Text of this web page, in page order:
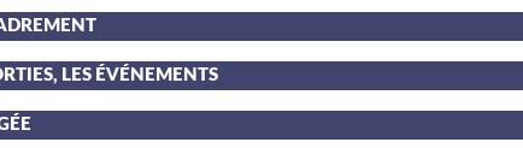
LES ÉVÉNEMENTS